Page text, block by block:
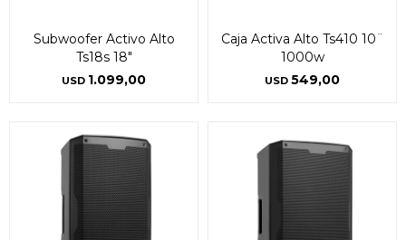
Subwoofer Activo Alto
Ts18s 18"
USD 1.099,00
Caja Activa Alto Ts410 10¨
1000w
USD 549,00